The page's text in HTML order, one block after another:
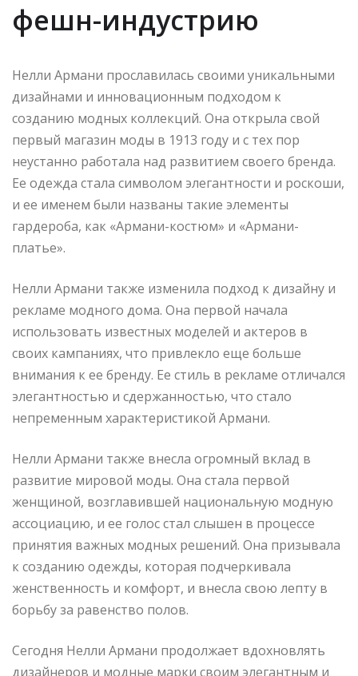
фешн-индустрию
Нелли Армани прославилась своими уникальными
дизайнами и инновационным подходом к
созданию модных коллекций. Она открыла свой
первый магазин моды в 1913 году и с тех пор
неустанно работала над развитием своего бренда.
Ее одежда стала символом элегантности и роскоши,
и ее именем были названы такие элементы
гардероба, как «Армани-костюм» и «Армани-
платье».
Нелли Армани также изменила подход к дизайну и
рекламе модного дома. Она первой начала
использовать известных моделей и актеров в
своих кампаниях, что привлекло еще больше
внимания к ее бренду. Ее стиль в рекламе отличался
элегантностью и сдержанностью, что стало
непременным характеристикой Армани.
Нелли Армани также внесла огромный вклад в
развитие мировой моды. Она стала первой
женщиной, возглавившей национальную модную
ассоциацию, и ее голос стал слышен в процессе
принятия важных модных решений. Она призывала
к созданию одежды, которая подчеркивала
женственность и комфорт, и внесла свою лепту в
борьбу за равенство полов.
Сегодня Нелли Армани продолжает вдохновлять
дизайнеров и модные марки своим элегантным и